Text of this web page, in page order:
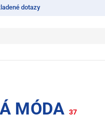
dotazy
MÓDA 37